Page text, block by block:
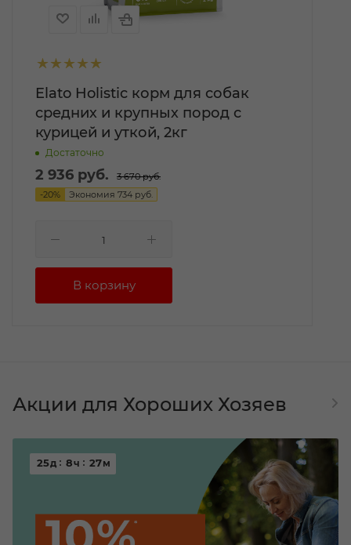
Elato Holistic корм для собак
средних и крупных пород с
курицей и уткой, 2кг
Достаточно
2 936 руб. 3 670руб.
-20% Экономия 734 руб.
Акции для Хороших Хозяев
25д 8ч 27м